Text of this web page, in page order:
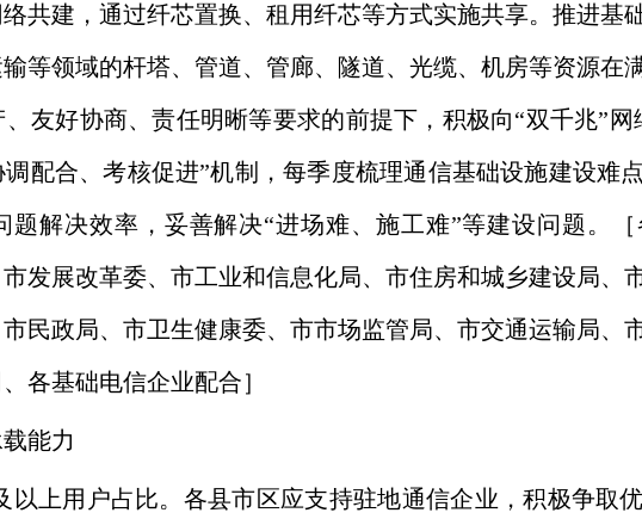
共建，通过纤芯置换、租用纤芯等方式实施共享。推进基
等领域的杆塔、管道、管廊、隧道、光缆、机房等资源在
友好协商、责任明晰等要求的前提下，积极向“双千兆”
配合、考核促进”机制，每季度梳理通信基础设施建设难
题解决效率，妥善解决“进场难、施工难”等建设问题。
发展改革委、市工业和信息化局、市住房和城乡建设局、
民政局、市卫生健康委、市市场监管局、市交通运输局、
各基础电信企业配合］
能力
上用户占比。各县市区应支持驻地通信企业，积极争取优